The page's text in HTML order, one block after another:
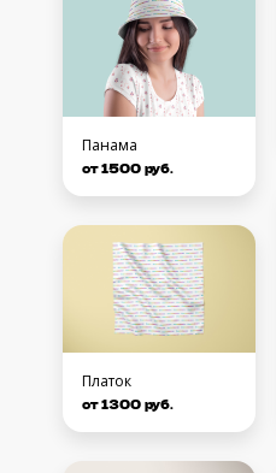
Панама
от 1500 руб.
Платок
от 1300 руб.